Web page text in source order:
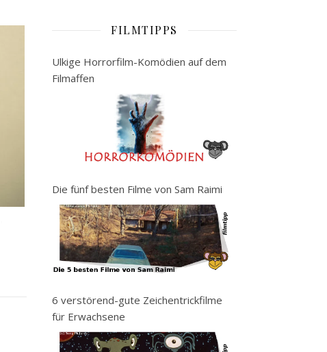
FILMTIPPS
Ulkige Horrorfilm-Komödien auf dem
Filmaffen
Die fünf besten Filme von Sam Raimi
6 verstörend-gute Zeichentrickfilme
für Erwachsene